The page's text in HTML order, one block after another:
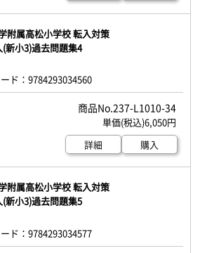
附属高松小学校 転入対策
新小3)過去問題集4
ド：9784293034560
237-L1010-34
6,050円
詳細
購入
附属高松小学校 転入対策
新小3)過去問題集5
ド：9784293034577